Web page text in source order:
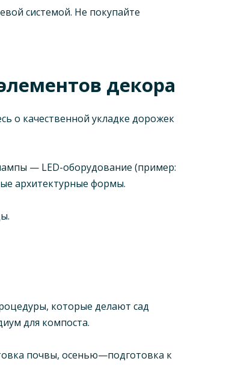
системой. Не покупайте
декора
о качественной укладке дорожек
— LED-оборудование (пример:
архитектурные формы.
которые делают сад
для компоста.
почвы, осенью—подготовка к